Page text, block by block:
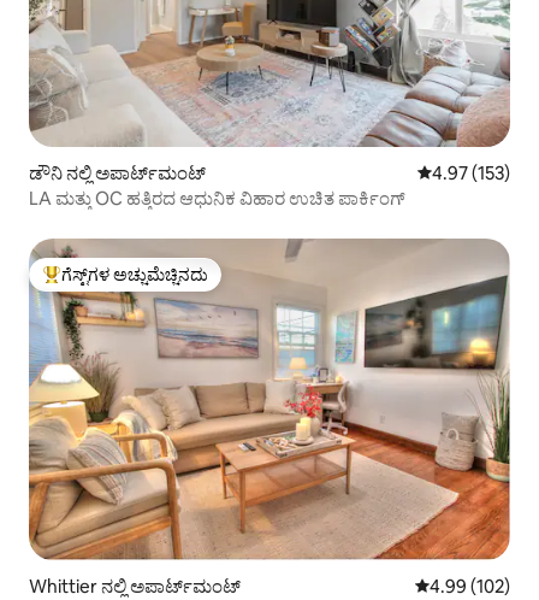
ಡೌನಿ ನಲ್ಲಿ ಅಪಾರ್ಟ್‌ಮಂಟ್ 5 ರಲ್ಲಿ 4.97
4.97 (153)
LA ಮತ್ತು OC ಹತ್ತಿರದ ಆಧುನಿಕ ವಿಹಾರ ಉಚಿತ ಪಾರ್ಕಿಂಗ್
ಗೆಸ್ಟ್‌ಗಳಿಗೆ ಅತಿ ಹೆಚ್ಚು ಅಚ್ಚುಮೆಚ್ಚಿನದು
ಗೆಸ್ಟ್‌ಗಳ ಅಚ್ಚುಮೆಚ್ಚಿನದು
Whittier ನಲ್ಲಿ ಅಪಾರ್ಟ್‌ಮಂಟ್ 5 ರಲ್ಲಿ 4.99
4.99 (102)